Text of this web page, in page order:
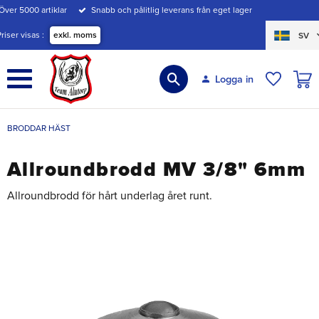
Meny
5000 artiklar Snabb och pålitlig leverans från eget lager
visas exkl. moms SV
Logga in
BRODDAR HÄST
Allroundbrodd MV 3/8" 6mm
Allroundbrodd för hårt underlag året runt.